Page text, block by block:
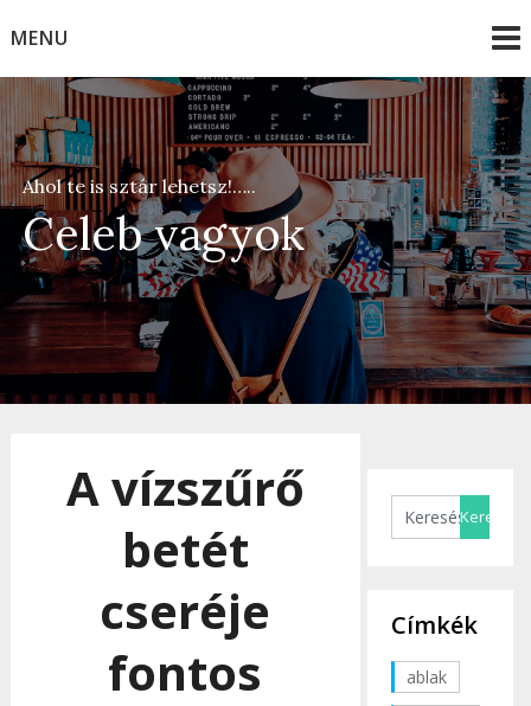
toMENU
Celeb vagyok
Ahol te is sztár lehetsz!…..
A vízszűrő
betét
cseréje
fontos
Címkék
ablak